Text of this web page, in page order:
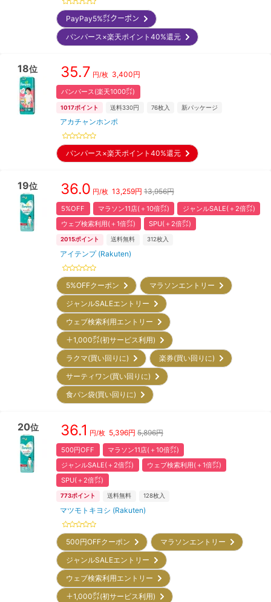
PayPay5%㌽クーポン
パンパース×楽天ポイント40%還元
18位 35.7 円/枚 3,400円
パンパース(楽天1000㌽)
1017ポイント 送料330円 76枚入 新パッケージ
アカチャンホンポ
パンパース×楽天ポイント40%還元
19位 36.0 円/枚 13,259円 13,956円
5%OFF マラソン11店(＋10倍㌽)
ジャンルSALE(＋2倍㌽)
ウェブ検索利用(＋1倍㌽)
SPU(＋2倍㌽)
2015ポイント 送料無料 312枚入
アイテンプ (Rakuten)
5%OFFクーポン
マラソンエントリー
ジャンルSALEエントリー
ウェブ検索利用エントリー
＋1,000㌽(初サービス利用)
ラクマ(買い回りに)
楽券(買い回りに)
サーティワン(買い回りに)
食パン袋(買い回りに)
20位 36.1 円/枚 5,396円 5,896円
500円OFF
マラソン11店(＋10倍㌽)
ジャンルSALE(＋2倍㌽)
ウェブ検索利用(＋1倍㌽)
SPU(＋2倍㌽)
773ポイント 送料無料 128枚入
マツモトキヨシ (Rakuten)
500円OFFクーポン
マラソンエントリー
ジャンルSALEエントリー
ウェブ検索利用エントリー
＋1,000㌽(初サービス利用)